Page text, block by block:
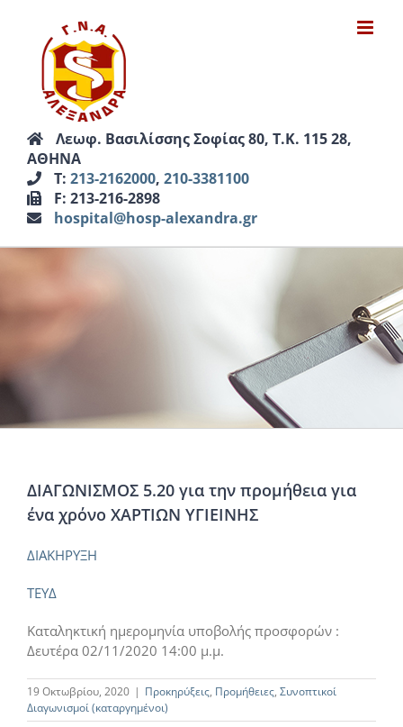
περιεχόμενο
Λεωφ. Βασιλίσσης Σοφίας 80, Τ.Κ. 115 28,
ΑΘΗΝΑ
Τ: 213-2162000, 210-3381100
F: 213-216-2898
hospital@hosp-alexandra.gr
ΔΙΑΓΩΝΙΣΜΟΣ 5.20 για την προμήθεια για
ένα χρόνο ΧΑΡΤΙΩΝ ΥΓΙΕΙΝΗΣ
ΔΙΑΚΗΡΥΞΗ
ΤΕΥΔ
Καταληκτική ημερομηνία υποβολής προσφορών :
Δευτέρα 02/11/2020 14:00 μ.μ.
19 Οκτωβρίου, 2020 | Προκηρύξεις, Προμήθειες, Συνοπτικοί
Διαγωνισμοί (καταργημένοι)